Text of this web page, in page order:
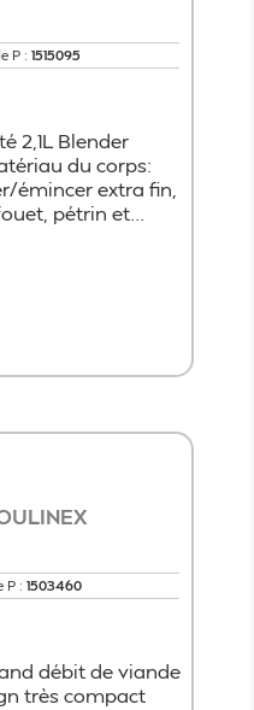
P : 1515095
2,1L Blender
du corps:
émincer extra fin,
pétrin et...
P : 1503460
débit de viande
très compact